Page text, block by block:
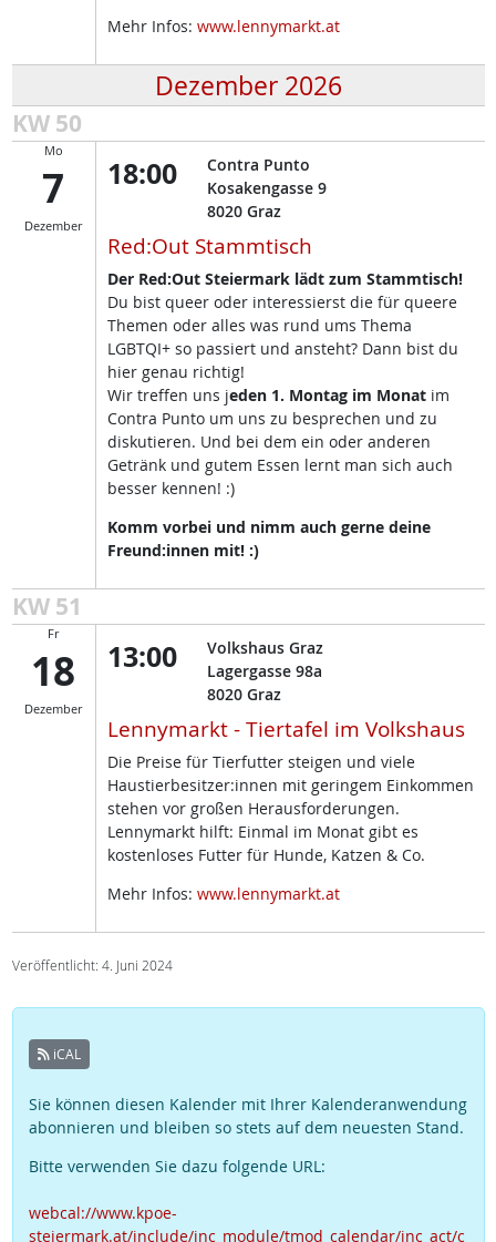
Mehr Infos: www.lennymarkt.at
Dezember 2026
KW 50
Mo
7
Dezember
18:00
Contra Punto
Kosakengasse 9
8020 Graz
Red:Out Stammtisch
Der Red:Out Steiermark lädt zum Stammtisch!
Du bist queer oder interessierst die für queere
Themen oder alles was rund ums Thema
LGBTQI+ so passiert und ansteht? Dann bist du
hier genau richtig!
Wir treffen uns jeden 1. Montag im Monat im
Contra Punto um uns zu besprechen und zu
diskutieren. Und bei dem ein oder anderen
Getränk und gutem Essen lernt man sich auch
besser kennen! :)
Komm vorbei und nimm auch gerne deine
Freund:innen mit! :)
KW 51
Fr
18
Dezember
13:00
Volkshaus Graz
Lagergasse 98a
8020 Graz
Lennymarkt - Tiertafel im Volkshaus
Die Preise für Tierfutter steigen und viele
Haustierbesitzer:innen mit geringem Einkommen
stehen vor großen Herausforderungen.
Lennymarkt hilft: Einmal im Monat gibt es
kostenloses Futter für Hunde, Katzen & Co.
Mehr Infos: www.lennymarkt.at
Veröffentlicht: 4. Juni 2024
iCAL
Sie können diesen Kalender mit Ihrer Kalenderanwendung
abonnieren und bleiben so stets auf dem neuesten Stand.
Bitte verwenden Sie dazu folgende URL:
webcal://www.kpoe-
steiermark.at/include/inc_module/tmod_calendar/inc_act/c